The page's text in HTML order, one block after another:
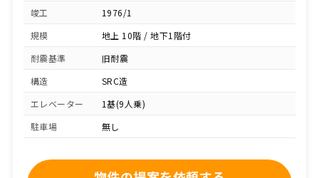
竣工
1976/1
規模
地上 10階 / 地下1階付
耐震基準
旧耐震
構造
SRC造
エレベーター
1基(9人乗)
駐車場
無し